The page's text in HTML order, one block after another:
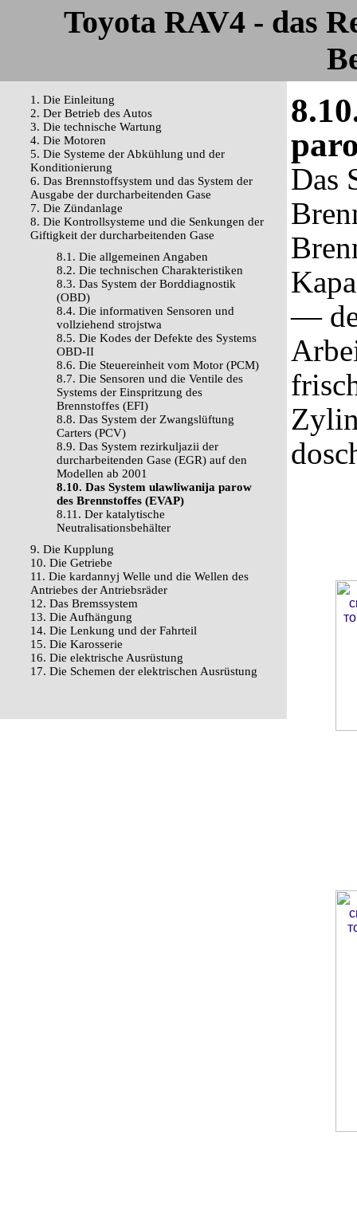
Toyota RAV4 - das
1. Die Einleitung
2. Der Betrieb des Autos
3. Die technische Wartung
4. Die Motoren
5. Die Systeme der Abkühlung und der
Konditionierung
6. Das Brennstoffsystem und das System der
Ausgabe der durcharbeitenden Gase
7. Die Zündanlage
8. Die Kontrollsysteme und die Senkungen der
Giftigkeit der durcharbeitenden Gase
8.1. Die allgemeinen Angaben
8.2. Die technischen Charakteristiken
8.3. Das System der Borddiagnostik
(OBD)
8.4. Die informativen Sensoren und
vollziehend strojstwa
8.5. Die Kodes der Defekte des Systems
OBD-II
8.6. Die Steuereinheit vom Motor (PCM)
8.7. Die Sensoren und die Ventile des
Systems der Einspritzung des
Brennstoffes (EFI)
8.8. Das System der Zwangslüftung
Carters (PCV)
8.9. Das System rezirkuljazii der
durcharbeitenden Gase (EGR) auf den
Modellen ab 2001
8.10. Das System ulawliwanija parow
des Brennstoffes (EVAP)
8.11. Der katalytische
Neutralisationsbehälter
9. Die Kupplung
10. Die Getriebe
11. Die kardannyj Welle und die Wellen des
Antriebes der Antriebsräder
12. Das Bremssystem
13. Die Aufhängung
14. Die Lenkung und der Fahrteil
15. Die Karosserie
16. Die elektrische Ausrüstung
17. Die Schemen der elektrischen Ausrüstung
Das
—